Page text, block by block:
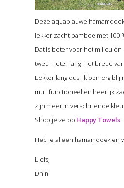
Deze aquablauwe
lekker zacht bamboe met 100
Dat is beter voor het milieu
twee meter lang met brede
Lekker lang dus. Ik ben erg blij
multifunctioneel en heerlijk
zijn meer in verschillende
Shop je ze op Happy Towels
Heb je al een hamamdoek en
Liefs,
Dhini